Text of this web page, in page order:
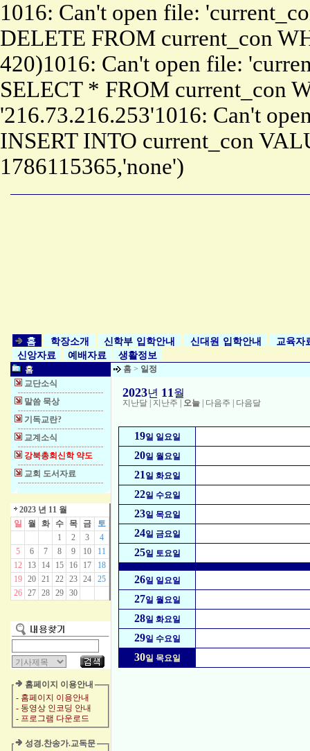
1016: Can't open file:
DELETE FROM current_con
420)1016: Can't open file:
SELECT * FROM current_con
'216.73.216.253'1016: Can't
INSERT INTO current_con
1786115365,'none')
홈 학장소개 신학부 입학안내 신대원 입학안내
교육자
신앙자료
예배자료 생활정보
홈
교단소식
말씀 묵상
기독교란?
교계소식
강북총회신학 약도
교회 도서자료
2023 년 11 월
일
월 화 수 목 금
토
1
2 3
4
5
6 7 8 9 10
11
12
13 14 15 16 17
18
19
20 21 22 23 24
25
26
27 28 29 30
홈페이지 이용안내
- 홈페이지 이용안내
- 동영상 인코딩 안내
- 프로그램 다운로드
성경.찬송가.교독문
홈 > 일정
2023년 11월
지난달 지난주 오늘 다음주 다음달
19일 일요일
20일 월요일
21일 화요일
22일 수요일
23일 목요일
24일 금요일
25일 토요일
26일 일요일
27일 월요일
28일 화요일
29일 수요일
30일 목요일